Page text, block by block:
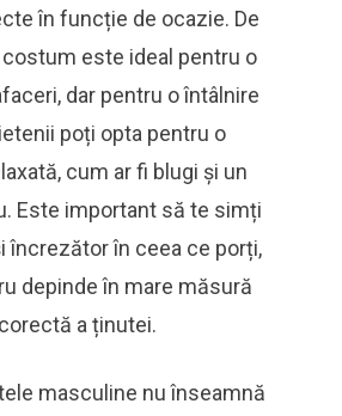
în funcție de ocazie. De
este ideal pentru o
dar pentru o întâlnire
poți opta pentru o
cum ar fi blugi și un
Este important să te simți
încrezător în ceea ce porți,
depinde în mare măsură
a ținutei.
masculine nu înseamnă